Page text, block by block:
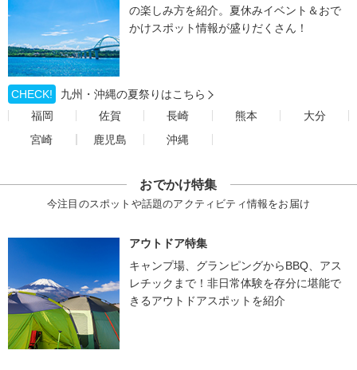
の楽しみ方を紹介。夏休みイベント＆おで
かけスポット情報が盛りだくさん！
CHECK!
九州・沖縄の夏祭りはこちら
福岡
佐賀 長崎 熊本
大分
宮崎
鹿児島 沖縄
おでかけ特集
今注目のスポットや話題のアクティビティ情報をお届け
アウトドア特集
キャンプ場、グランピングからBBQ、アス
レチックまで！非日常体験を存分に堪能で
きるアウトドアスポットを紹介